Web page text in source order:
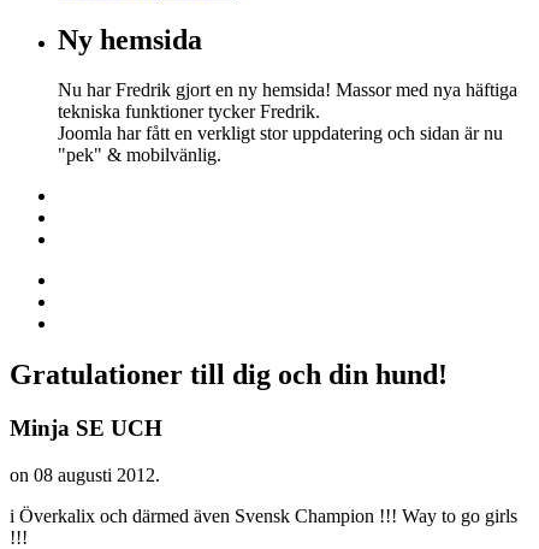
Ny hemsida
Nu har Fredrik gjort en ny hemsida! Massor med nya häftiga
tekniska funktioner tycker Fredrik.
Joomla har fått en verkligt stor uppdatering och sidan är nu
"pek" & mobilvänlig.
Gratulationer till dig och din hund!
Minja SE UCH
on 08 augusti 2012.
i Överkalix och därmed även Svensk Champion !!! Way to go girls
!!!